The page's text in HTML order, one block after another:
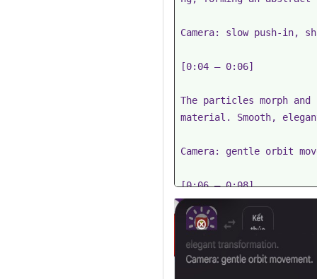
Camera: slow push-in,
[0:04 – 0:06]
The particles morph
material. Smooth,
Camera: gentle orbit
[0:06 – 0:08]
A thin circular or